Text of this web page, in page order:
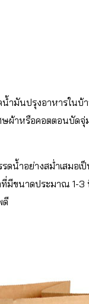
ำมันปรุงอาหารใน
ษผ้าหรือคอตตอนบั
ดน้ำอย่างสม่ำเสมอ
มีขนาดประมาณ 1-3
ดี